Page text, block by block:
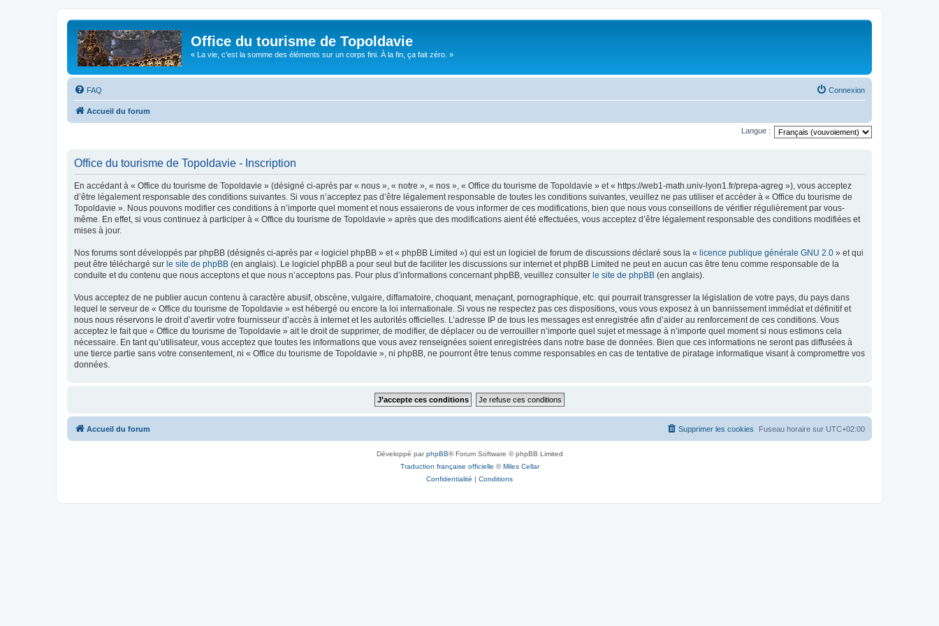
Office du tourisme de Topoldavie
« La vie, c'est la somme des éléments sur un corps fini. À la fin, ça fait zéro. »
FAQ Connexion
Accueil du forum
Langue :
Office du tourisme de Topoldavie - Inscription
En accédant à « Office du tourisme de Topoldavie » (désigné ci-après par « nous », « notre », « nos », « Office du tourisme de Topoldavie » et « https://web1-math.univ-lyon1.fr/prepa-agreg »), vous acceptez
d’être légalement responsable des conditions suivantes. Si vous n’acceptez pas d’être légalement responsable de toutes les conditions suivantes, veuillez ne pas utiliser et accéder à « Office du tourisme de
Topoldavie ». Nous pouvons modifier ces conditions à n’importe quel moment et nous essaierons de vous informer de ces modifications, bien que nous vous conseillons de vérifier régulièrement par vous-
même. En effet, si vous continuez à participer à « Office du tourisme de Topoldavie » après que des modifications aient été effectuées, vous acceptez d’être légalement responsable des conditions modifiées et
mises à jour.
Nos forums sont développés par phpBB (désignés ci-après par « logiciel phpBB » et « phpBB Limited ») qui est un logiciel de forum de discussions déclaré sous la « licence publique générale GNU 2.0 » et qui
peut être téléchargé sur le site de phpBB (en anglais). Le logiciel phpBB a pour seul but de faciliter les discussions sur internet et phpBB Limited ne peut en aucun cas être tenu comme responsable de la
conduite et du contenu que nous acceptons et que nous n’acceptons pas. Pour plus d’informations concernant phpBB, veuillez consulter le site de phpBB (en anglais).
Vous acceptez de ne publier aucun contenu à caractère abusif, obscène, vulgaire, diffamatoire, choquant, menaçant, pornographique, etc. qui pourrait transgresser la législation de votre pays, du pays dans
lequel le serveur de « Office du tourisme de Topoldavie » est hébergé ou encore la loi internationale. Si vous ne respectez pas ces dispositions, vous vous exposez à un bannissement immédiat et définitif et
nous nous réservons le droit d’avertir votre fournisseur d’accès à internet et les autorités officielles. L’adresse IP de tous les messages est enregistrée afin d’aider au renforcement de ces conditions. Vous
acceptez le fait que « Office du tourisme de Topoldavie » ait le droit de supprimer, de modifier, de déplacer ou de verrouiller n’importe quel sujet et message à n’importe quel moment si nous estimons cela
nécessaire. En tant qu’utilisateur, vous acceptez que toutes les informations que vous avez renseignées soient enregistrées dans notre base de données. Bien que ces informations ne seront pas diffusées à
une tierce partie sans votre consentement, ni « Office du tourisme de Topoldavie », ni phpBB, ne pourront être tenus comme responsables en cas de tentative de piratage informatique visant à compromettre vos
données.
Accueil du forum Fuseau horaire sur UTC+02:00
Supprimer les cookies
Développé parphpBB® Forum Software © phpBB Limited
Traduction française officielle ©Miles Cellar
Confidentialité | Conditions